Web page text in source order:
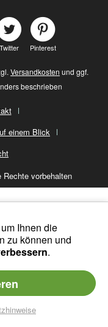
Twitter Pinterest
Versandkosten und ggf.
beschrieben
einem Blick
vorbehalten
Ihnen die
zu können und
.